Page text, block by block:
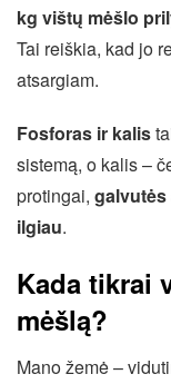
kg vištų mėšlo
Tai reiškia, kad jo
atsargiam.
Fosforas ir kalis
sistemą, o kalis –
protingai,
ilgiau.
Kada tikrai
mėšlą?
Mano žemė –